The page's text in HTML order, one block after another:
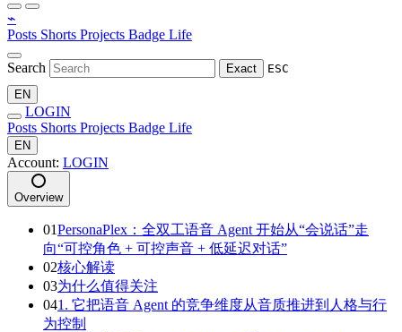
⌁
Posts Shorts Projects Badge Life
Search Exact
ESC
EN
LOGIN
Posts Shorts Projects Badge Life
EN
Account: LOGIN
Overview
01PersonaPlex：全双工语音 Agent 开始从“会说话”走
向“可控角色 + 可控声音 + 低延迟对话”
02核心解读
03为什么值得关注
041. 它把语音 Agent 的竞争维度从音质推进到人格与行
为控制